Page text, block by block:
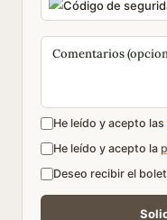
He leído y acepto las
He leído y acepto la
Deseo recibir el